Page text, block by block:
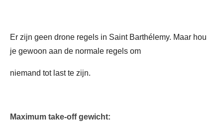
Er zijn geen drone regels in Saint Barthélemy. Maar hou
je gewoon aan de normale regels om
niemand tot last te zijn.
Maximum take-off gewicht: